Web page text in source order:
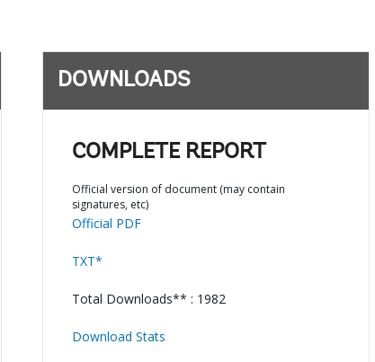
DOWNLOADS
COMPLETE REPORT
Official version of document (may contain
signatures, etc)
Official PDF
TXT*
Total Downloads** : 1982
Download Stats